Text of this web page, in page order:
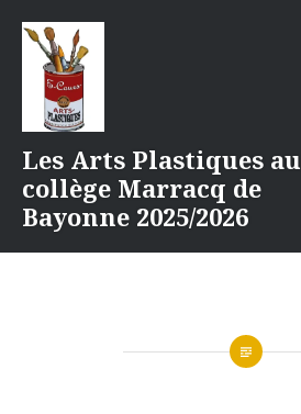
contenu
Les Arts Plastiques au
collège Marracq de
Bayonne 2025/2026